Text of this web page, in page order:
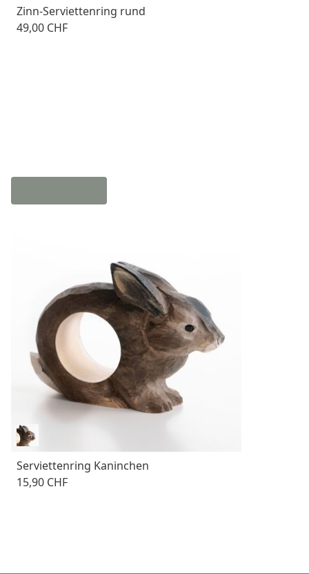
Zinn-Serviettenring rund
49,00 CHF
Serviettenring Kaninchen
15,90 CHF